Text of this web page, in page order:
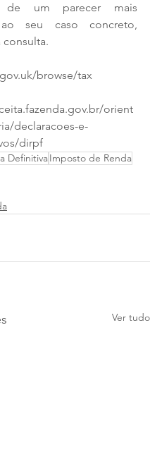
de um parecer mais
seu caso concreto,
consulta.
browse/tax
orient
declaracoes-e-
dirpf
DefinitivaImposto de Renda
Ver tudo